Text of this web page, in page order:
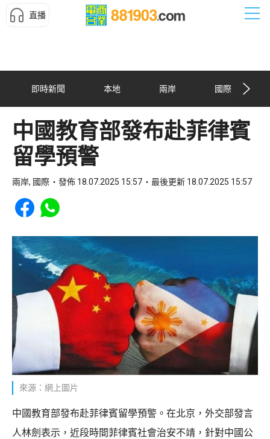
直播
即時新聞 本地 兩岸 國際
中國教育部發布赴菲律賓
留學預警
兩岸, 國際 發佈 18.07.2025 15:57 最後更新 18.07.2025 15:57
Share to Facebook
Share to WhatsApp
來源：網上圖片
中國教育部發布赴菲律賓留學預警。在北京，外交部發言
人林劍表示，近段時間菲律賓社會治安不靖，針對中國公